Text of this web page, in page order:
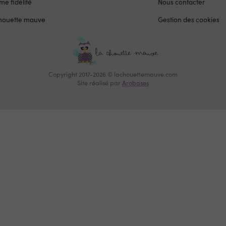
mauve
Gestion des cookies
Copyright 2017-2026 © lachouettemauve.com
Site réalisé par Arobases